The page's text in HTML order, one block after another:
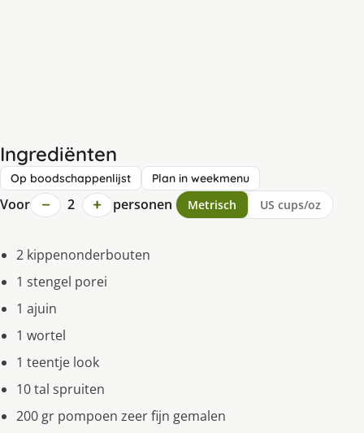
Ingrediënten
Op boodschappenlijst Plan in weekmenu
Voor − 2 + personen Metrisch US cups/oz
2 kippenonderbouten
1 stengel porei
1 ajuin
1 wortel
1 teentje look
10 tal spruiten
200 gr pompoen zeer fijn gemalen